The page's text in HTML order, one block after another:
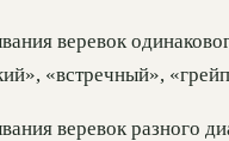
веревок
«встречный»,
веревок разного